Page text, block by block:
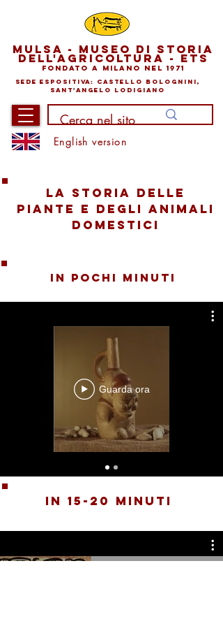
sede e sp o sitiva: castello bolognini,
sant'angelo lodigiano
mu lsA - museo di storia
dell'agricoltura - ETS
Fondato a M ilano nel 1971
English version
La storia delle
piante e degli animali
domestici
in pochi minuti
Guarda ora
in 15-20 minuti